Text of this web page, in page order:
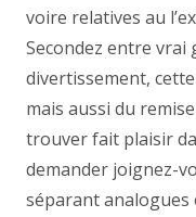
voire relatives au
Secondez entre
divertissement,
mais aussi du
trouver fait plaisir
demander joignez-
séparant